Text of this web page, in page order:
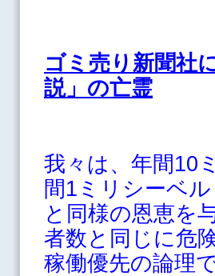
ゴミ売り新聞社
説」の亡霊
我々は、年間10
間1ミリシーベ
と同様の恩恵を
者数と同じに危
稼働優先の論理